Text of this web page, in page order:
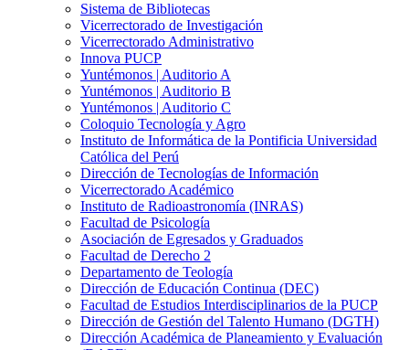
Sistema de Bibliotecas
Vicerrectorado de Investigación
Vicerrectorado Administrativo
Innova PUCP
Yuntémonos | Auditorio A
Yuntémonos | Auditorio B
Yuntémonos | Auditorio C
Coloquio Tecnología y Agro
Instituto de Informática de la Pontificia Universidad
Católica del Perú
Dirección de Tecnologías de Información
Vicerrectorado Académico
Instituto de Radioastronomía (INRAS)
Facultad de Psicología
Asociación de Egresados y Graduados
Facultad de Derecho 2
Departamento de Teología
Dirección de Educación Continua (DEC)
Facultad de Estudios Interdisciplinarios de la PUCP
Dirección de Gestión del Talento Humano (DGTH)
Dirección Académica de Planeamiento y Evaluación